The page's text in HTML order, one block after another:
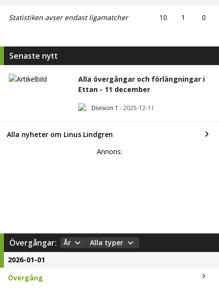
Statistiken avser endast ligamatcher 10 1 0
Senaste nytt
Alla övergångar och förlängningar i
Ettan - 11 december
Division 1 -2025-12-11
Alla nyheter om Linus Lindgren
Annons:
Övergångar: År
Alla typer
2026-01-01
Övergång